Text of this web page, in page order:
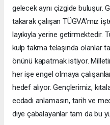
gelecek aynı çizgide buluşur.
takarak çalışan TÜGVA'mız
layıkıyla yerine getirmektedir.
kulp takma telaşında olanlar
önünü kapatmak istiyor.
her işe engel olmaya
hedef alıyor. Gençlerimiz,
ecdadı anlamasın, tarih ve
diye çabalayanlar tam da bu